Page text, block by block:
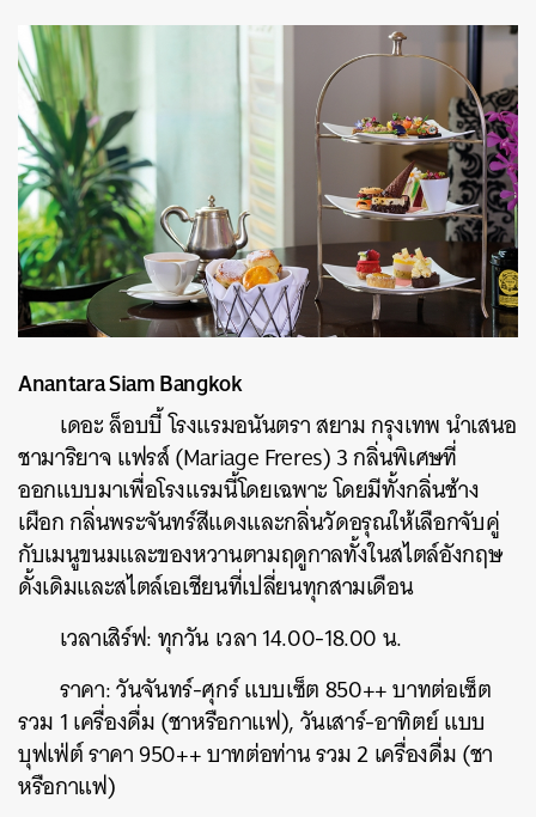
Anantara Siam Bangkok
เดอะ ล็อบบี้ โรงแรมอนันตรา สยาม กรุงเทพ นำเสนอ
ชามาริยาจ แฟรส์ (Mariage Freres) 3 กลิ่นพิเศษที่
ออกแบบมาเพื่อโรงแรมนี้โดยเฉพาะ โดยมีทั้งกลิ่นช้าง
เผือก กลิ่นพระจันทร์สีแดงและกลิ่นวัดอรุณให้เลือกจับคู่
กับเมนูขนมและของหวานตามฤดูกาลทั้งในสไตล์อังกฤษ
ดั้งเดิมและสไตล์เอเชียนที่เปลี่ยนทุกสามเดือน
เวลาเสิร์ฟ: ทุกวัน เวลา 14.00-18.00 น.
ราคา: วันจันทร์-ศุกร์ แบบเซ็ต 850++ บาทต่อเซ็ต
รวม 1 เครื่องดื่ม (ชาหรือกาแฟ), วันเสาร์-อาทิตย์ แบบ
บุฟเฟ่ต์ ราคา 950++ บาทต่อท่าน รวม 2 เครื่องดื่ม (ชา
หรือกาแฟ)